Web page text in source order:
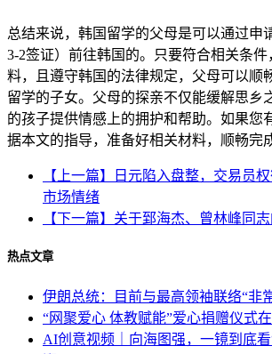
总结来说，韩国留学的父母是可以通过申
3-2签证）前往韩国的。只要符合相关条
料，且遵守韩国的法律规定，父母可以顺
留学的子女。父母的探亲不仅能缓解思乡
的孩子提供情感上的拥护和帮助。如果您
据本文的指导，准备好相关材料，顺畅完
【上一篇】日元陷入盘整，交易员
市场情绪
【下一篇】关于郅海杰、曾林峰同
热点文章
伊朗总统：目前与最高领袖联络“非
“网聚爱心 体教赋能”爱心捐赠仪式
AI创意视频｜向海图强，一镜到底